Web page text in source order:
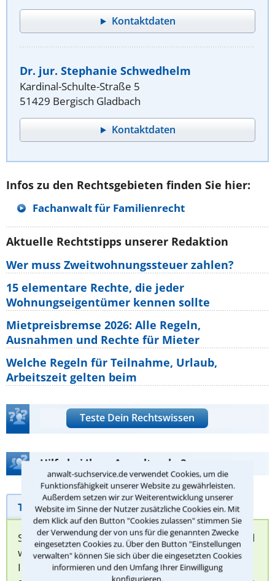
anwalt-suchservice.de verwendet Cookies, um die
Funktionsfähigkeit unserer Website zu gewährleisten.
Außerdem setzen wir zur Weiterentwicklung unserer
Website im Sinne der Nutzer zusätzliche Cookies ein. Mit
dem Klick auf den Button "Cookies zulassen" stimmen Sie
der Verwendung der von uns für die genannten Zwecke
eingesetzten Cookies zu. Über den Button "Einstellungen
verwalten" können Sie sich über die eingesetzten Cookies
informieren und den Umfang Ihrer Einwilligung
Kontaktdaten
Dr. jur. Stephanie Schwedhelm
Kardinal-Schulte-Straße 5
51429 Bergisch Gladbach
Kontaktdaten
Infos zu den Rechtsgebieten finden Sie hier:
Fachanwalt für Familienrecht
Aktuelle Rechtstipps unserer Redaktion
Wer muss Zweitwohnungssteuer zahlen?
15 elementare Rechte, die jeder
Wohnungseigentümer kennen sollte
Mietpreisbremse 2026: Alle Regeln,
Ausnahmen und Rechte für Mieter
Welche Regeln für Teilnahme, Urlaub,
Arbeitszeit gelten beim
Teste Dein Rechtswissen
Hilfe bei Ihrer Anwaltsuche?
Telefonhilfe Beratungsanfrage
Sie können hier Ihren Fall schildern. Anschließend
werden sich spezialisierte Rechtsanwälte bei
Ihnen melden, um das weitere Vorgehen